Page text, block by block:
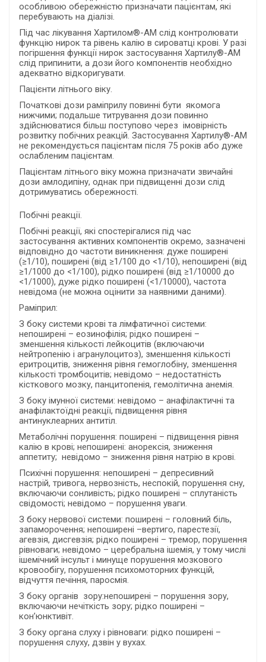
особливою обережністю призначати пацієнтам, які
перебувають на діалізі.
Під час лікування Хартилом®-AM слід контролювати
функцію нирок та рівень калію в сироватці крові. У разі
погіршення функції нирок застосування Хартилу®-AM
слід припинити, а дози його компонентів необхідно
адекватно відкоригувати.
Пацієнти літнього віку.
Початкові дози раміприлу повинні бути якомога
нижчими; подальше титрування дози повинно
здійснюватися більш поступово через імовірність
розвитку побічних реакцій. Застосування Хартилу®-AM
не рекомендується пацієнтам після 75 років або дуже
ослабленим пацієнтам.
Пацієнтам літнього віку можна призначати звичайні
дози амлодипіну, однак при підвищенні дози слід
дотримуватись обережності.
Побічні реакції.
Побічні реакції, які спостерігалися під час
застосування активних компонентів окремо, зазначені
відповідно до частоти виникнення: дуже поширені
(≥1/10), поширені (від ≥1/100 до <1/10), непоширені (від
≥1/1000 до <1/100), рідко поширені (від ≥1/10000 до
<1/1000), дуже рідко поширені (<1/10000), частота
невідома (не можна оцінити за наявними даними).
Раміприл:
З боку системи крові та лімфатичної системи:
непоширені – еозинофілія; рідко поширені –
зменшення кількості лейкоцитів (включаючи
нейтропенію і агранулоцитоз), зменшення кількості
еритроцитів, зниження рівня гемоглобіну, зменшення
кількості тромбоцитів; невідомо – недостатність
кісткового мозку, панцитопенія, гемолітична анемія.
З боку імунної системи: невідомо – анафілактичні та
анафілактоїдні реакції, підвищення рівня
антинуклеарних антитіл.
Метаболічні порушення: поширені – підвищення рівня
калію в крові; непоширені: анорексія, зниження
аппетиту; невідомо – зниження рівня натрію в крові.
Психічні порушення: непоширені – депресивний
настрій, тривога, нервозність, неспокій, порушення сну,
включаючи сонливість; рідко поширені – сплутаність
свідомості; невідомо – порушення уваги.
З боку нервової системи: поширені – головний біль,
запаморочення; непоширені –вертиго, парестезії,
агевзія, дисгевзія; рідко поширені – тремор, порушення
рівноваги; невідомо – церебральна ішемія, у тому числі
ішемічний інсульт і минуще порушення мозкового
кровообігу, порушення психомоторних функцій,
відчуття печіння, паросмія.
З боку органів зору:непоширені – порушення зору,
включаючи нечіткість зору; рідко поширені –
кон’юнктивіт.
З боку органа слуху і рівноваги: рідко поширені –
порушення слуху, дзвін у вухах.